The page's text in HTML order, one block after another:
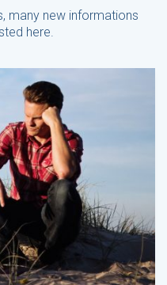
many new informations
here.